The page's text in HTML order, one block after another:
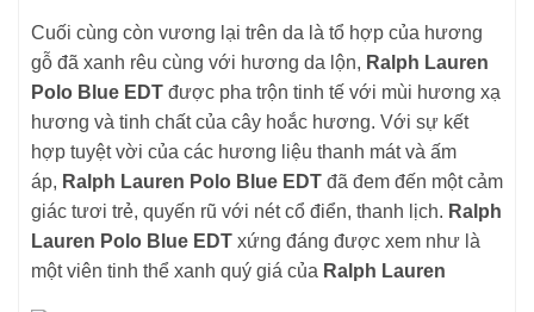
Cuối cùng còn vương lại trên da là tổ hợp của hương
gỗ đã xanh rêu cùng với hương da lộn, Ralph Lauren
Polo Blue EDT được pha trộn tinh tế với mùi hương xạ
hương và tinh chất của cây hoắc hương. Với sự kết
hợp tuyệt vời của các hương liệu thanh mát và ấm
áp, Ralph Lauren Polo Blue EDT đã đem đến một cảm
giác tươi trẻ, quyến rũ với nét cổ điển, thanh lịch. Ralph
Lauren Polo Blue EDT xứng đáng được xem như là
một viên tinh thể xanh quý giá của Ralph Lauren